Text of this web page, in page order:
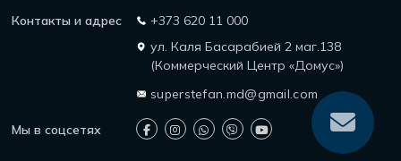
Контакты и адрес
+373 620 11 000
ул. Каля Басарабией 2 маг.138
(Коммерческий Центр «Домус»)
superstefan.md@gmail.com
Мы в соцсетях